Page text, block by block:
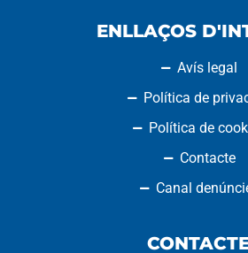
ENLLAÇOS
Avís legal
Política de
Política de
Contacte
Canal